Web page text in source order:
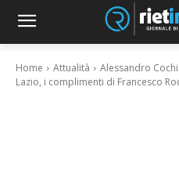
Home Attualità
Alessandro
Lazio, i complimenti di Francesco